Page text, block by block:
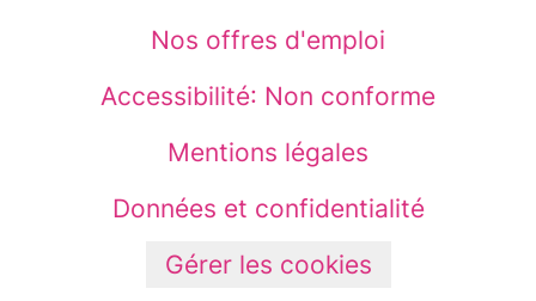
Nos offres d'emploi
Accessibilité: Non conforme
Mentions légales
Données et confidentialité
Gérer les cookies